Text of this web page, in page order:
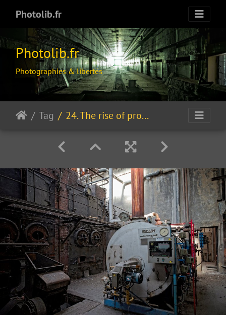
Photolib.fr
Photolib.fr
Photographies & libertés
Tag 24. The rise of progress